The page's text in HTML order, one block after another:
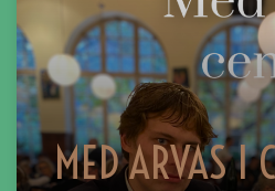
MED ARVAS I